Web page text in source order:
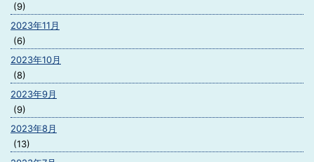
(9)
2023年11月
(6)
2023年10月
(8)
2023年9月
(9)
2023年8月
(13)